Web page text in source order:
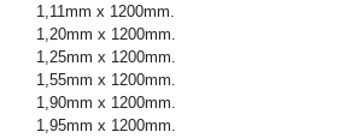
1,11mm x 1200mm.
1,20mm x 1200mm.
1,25mm x 1200mm.
1,55mm x 1200mm.
1,90mm x 1200mm.
1,95mm x 1200mm.